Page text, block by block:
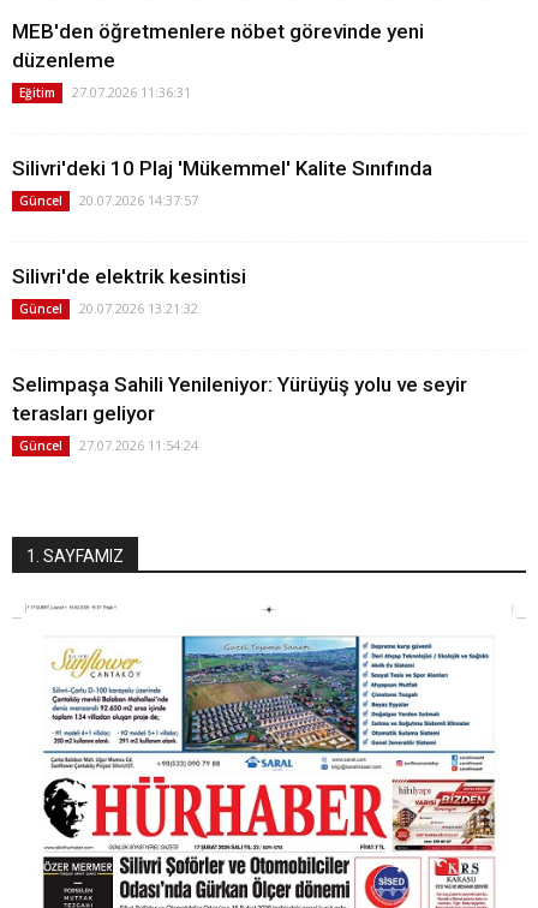
MEB'den öğretmenlere nöbet görevinde yeni
düzenleme
Eğitim 27.07.2026 11:36:31
Silivri'deki 10 Plaj 'Mükemmel' Kalite Sınıfında
Güncel 20.07.2026 14:37:57
Silivri'de elektrik kesintisi
Güncel 20.07.2026 13:21:32
Selimpaşa Sahili Yenileniyor: Yürüyüş yolu ve seyir
terasları geliyor
Güncel 27.07.2026 11:54:24
1. SAYFAMIZ